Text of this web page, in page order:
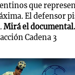
que
El defensor
Mirá el documental.
Cadena 3